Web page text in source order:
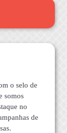
o selo de
somos
no
de